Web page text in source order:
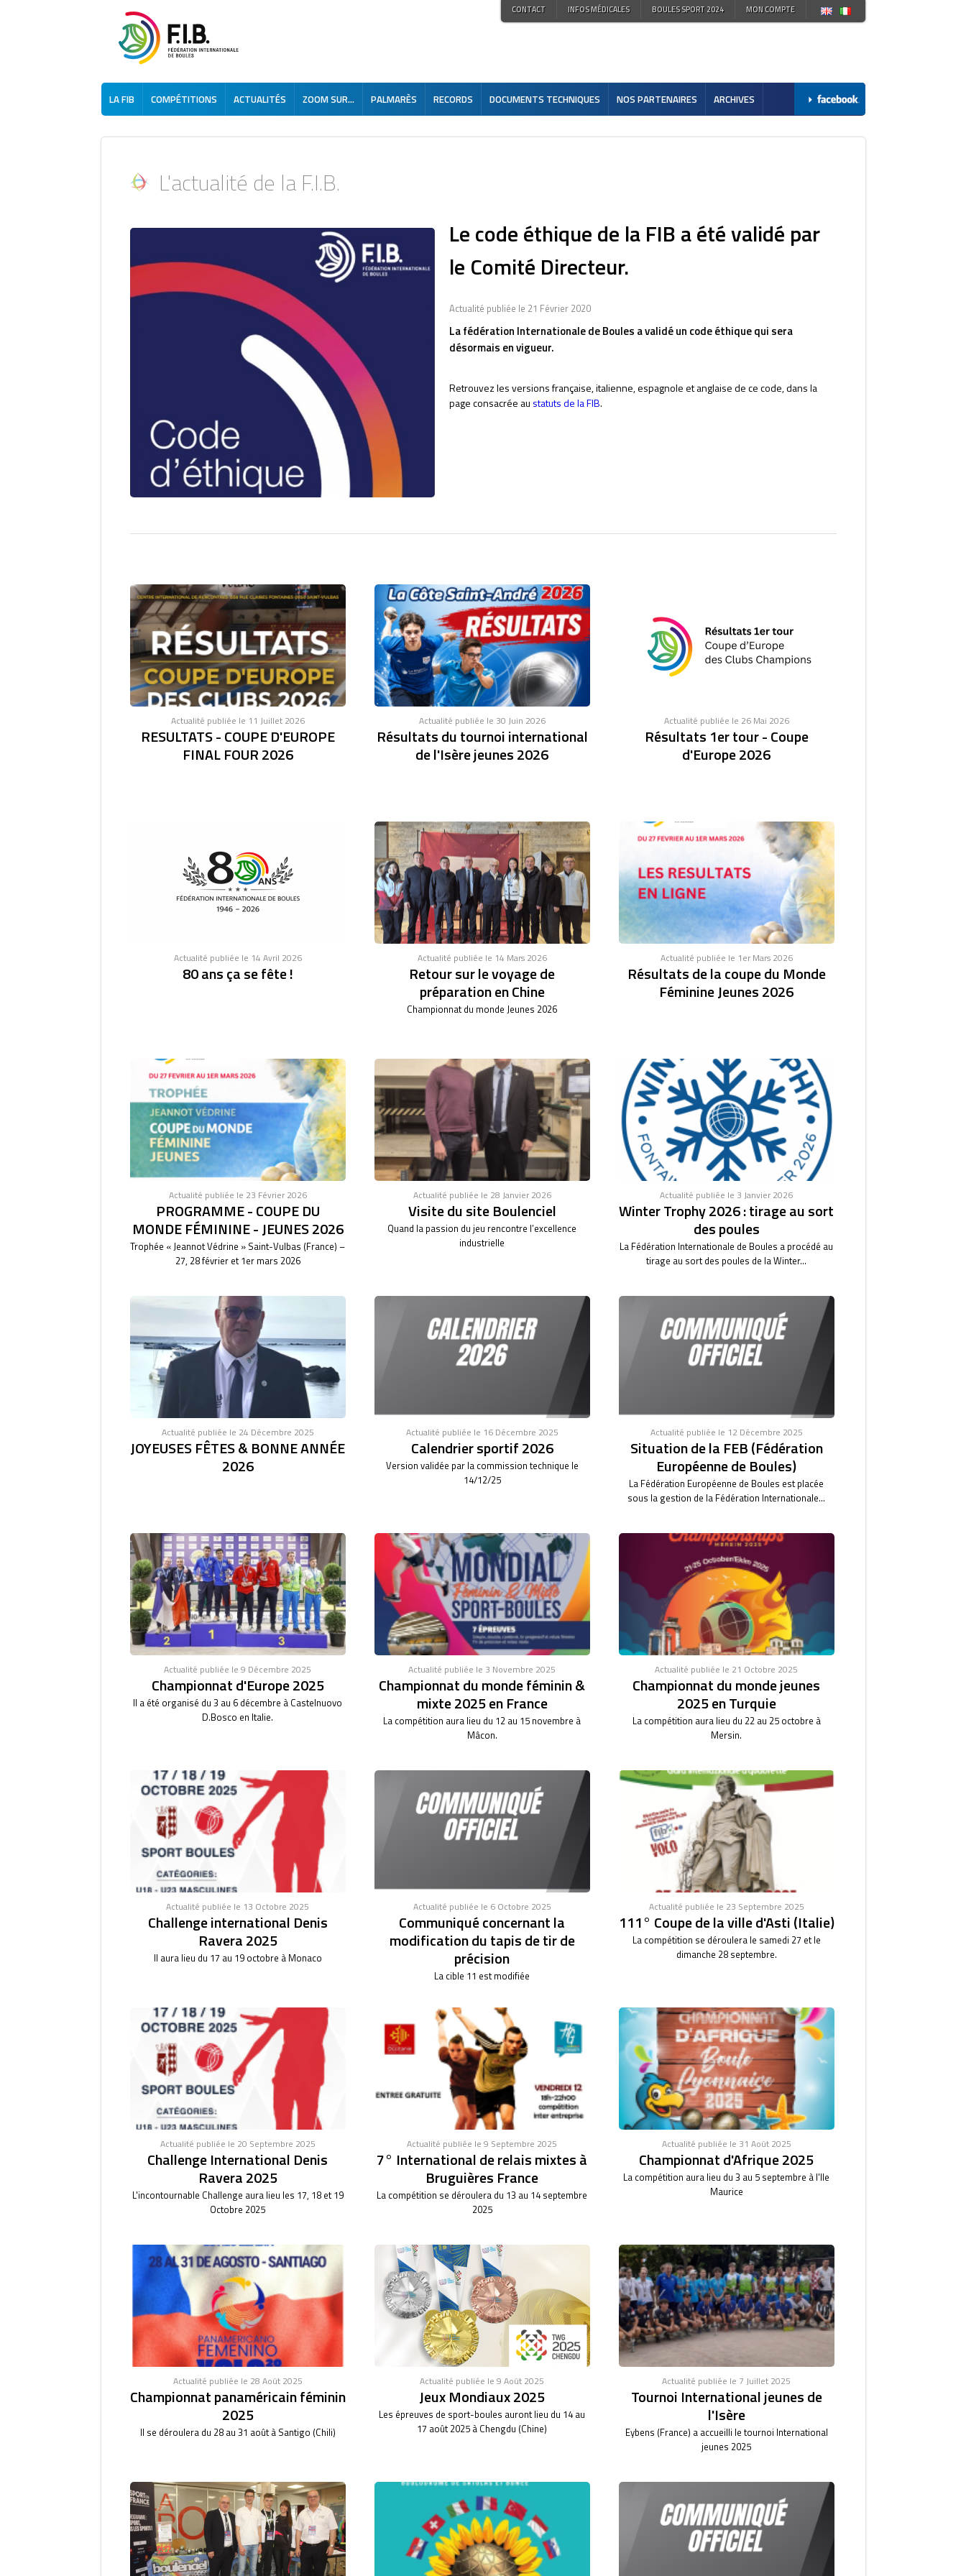
CONTACT INFOS MÉDICALES BOULES SPORT 2024 MON COMPTE
LA FIB COMPÉTITIONS ACTUALITÉS ZOOM SUR... PALMARÈS RECORDS DOCUMENTS TECHNIQUES NOS PARTENAIRES ARCHIVES
L'actualité de la F.I.B.
Le code éthique de la FIB a été validé par
le Comité Directeur.
Actualité publiée le 21 Février 2020
La fédération Internationale de Boules a validé un code éthique qui sera
désormais en vigueur.
Retrouvez les versions française, italienne, espagnole et anglaise de ce code, dans la
page consacrée au statuts de la FIB.
Actualité publiée le 11 Juillet 2026
RESULTATS - COUPE D'EUROPE
FINAL FOUR 2026
Actualité publiée le 30 Juin 2026
Résultats du tournoi international
de l'Isère jeunes 2026
Actualité publiée le 26 Mai 2026
Résultats 1er tour - Coupe
d'Europe 2026
Actualité publiée le 14 Avril 2026
80 ans ça se fête !
Actualité publiée le 14 Mars 2026
Retour sur le voyage de
préparation en Chine
Championnat du monde Jeunes 2026
Actualité publiée le 1er Mars 2026
Résultats de la coupe du Monde
Féminine Jeunes 2026
Actualité publiée le 23 Février 2026
PROGRAMME - COUPE DU
MONDE FÉMININE - JEUNES 2026
Trophée « Jeannot Védrine » Saint-Vulbas (France) –
27, 28 février et 1er mars 2026
Actualité publiée le 28 Janvier 2026
Visite du site Boulenciel
Quand la passion du jeu rencontre l’excellence
industrielle
Actualité publiée le 3 Janvier 2026
Winter Trophy 2026 : tirage au sort
des poules
La Fédération Internationale de Boules a procédé au
tirage au sort des poules de la Winter...
Actualité publiée le 24 Décembre 2025
JOYEUSES FÊTES & BONNE ANNÉE
2026
Actualité publiée le 16 Décembre 2025
Calendrier sportif 2026
Version validée par la commission technique le
14/12/25
Actualité publiée le 12 Décembre 2025
Situation de la FEB (Fédération
Européenne de Boules)
La Fédération Européenne de Boules est placée
sous la gestion de la Fédération Internationale...
Actualité publiée le 9 Décembre 2025
Championnat d'Europe 2025
Il a été organisé du 3 au 6 décembre à Castelnuovo
D.Bosco en Italie.
Actualité publiée le 3 Novembre 2025
Championnat du monde féminin &
mixte 2025 en France
La compétition aura lieu du 12 au 15 novembre à
Mâcon.
Actualité publiée le 21 Octobre 2025
Championnat du monde jeunes
2025 en Turquie
La compétition aura lieu du 22 au 25 octobre à
Mersin.
Actualité publiée le 13 Octobre 2025
Challenge international Denis
Ravera 2025
Il aura lieu du 17 au 19 octobre à Monaco
Actualité publiée le 6 Octobre 2025
Communiqué concernant la
modification du tapis de tir de
précision
La cible 11 est modifiée
Actualité publiée le 23 Septembre 2025
111° Coupe de la ville d'Asti (Italie)
La compétition se déroulera le samedi 27 et le
dimanche 28 septembre.
Actualité publiée le 20 Septembre 2025
Challenge International Denis
Ravera 2025
L'incontournable Challenge aura lieu les 17, 18 et 19
Octobre 2025
Actualité publiée le 9 Septembre 2025
7° International de relais mixtes à
Bruguières France
La compétition se déroulera du 13 au 14 septembre
2025
Actualité publiée le 31 Août 2025
Championnat d'Afrique 2025
La compétition aura lieu du 3 au 5 septembre à l'Ile
Maurice
Actualité publiée le 28 Août 2025
Championnat panaméricain féminin
2025
Il se déroulera du 28 au 31 août à Santigo (Chili)
Actualité publiée le 9 Août 2025
Jeux Mondiaux 2025
Les épreuves de sport-boules auront lieu du 14 au
17 août 2025 à Chengdu (Chine)
Actualité publiée le 7 Juillet 2025
Tournoi International jeunes de
l'Isère
Eybens (France) a accueilli le tournoi International
jeunes 2025